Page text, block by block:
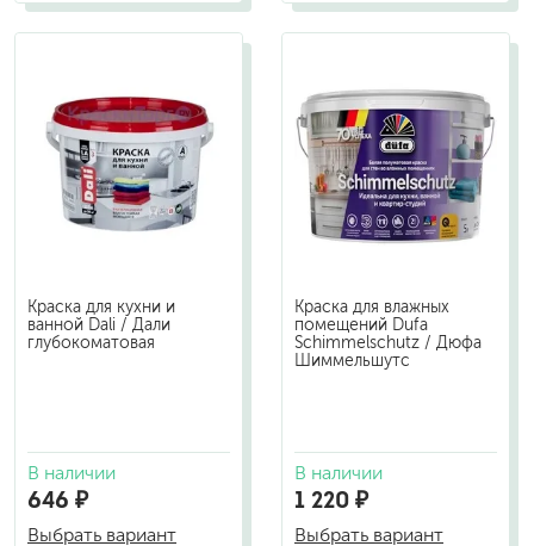
Краска для кухни и
ванной Dali / Дали
глубокоматовая
В наличии
646 ₽
Выбрать вариант
Краска для влажных
помещений Dufa
Schimmelschutz / Дюфа
Шиммельшутс
В наличии
1 220 ₽
Выбрать вариант